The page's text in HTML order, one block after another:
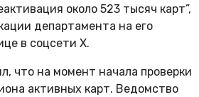
около 523 тысяч карт”,
департамента на его
в соцсети X.
что на момент начала проверки
активных карт. Ведомство